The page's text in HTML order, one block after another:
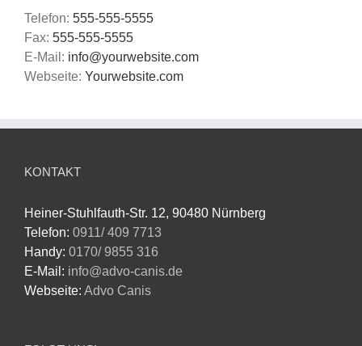
Telefon: 555-555-5555
Fax: 555-555-5555
E-Mail: info@yourwebsite.com
Webseite: Yourwebsite.com
KONTAKT
Heiner-Stuhlfauth-Str. 12, 90480 Nürnberg
Telefon: 0911/ 409 7713
Handy: 0170/ 9855 316
E-Mail: info@advo-canis.de
Webseite: Advo Canis